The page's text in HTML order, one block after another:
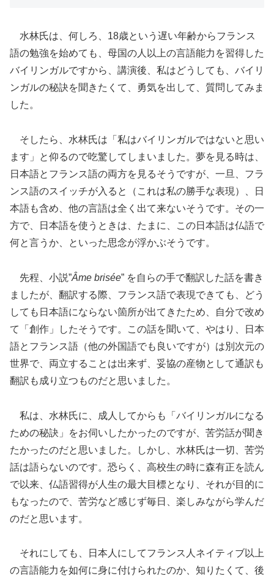
水林氏は、何しろ、18歳という遅い年齢からフランス
語の勉強を始めても、母国の人以上の言語能力を習得した
バイリンガルですから、講演後、私はどうしても、バイリ
ンガルの秘訣を聞きたくて、勇気を出して、質問してみま
した。
そしたら、水林氏は「私はバイリンガルではないと思い
ます」と仰るので吃驚してしまいました。夢を見る時は、
日本語とフランス語の両方を見るそうですが、一旦、フラ
ンス語のスイッチが入ると（これは私の勝手な表現）、日
本語も含め、他の言語は全く出て来ないそうです。その一
方で、日本語を使うときは、たまに、この日本語は仏語で
何と言うか、といった思念が浮かぶそうです。
先程、小説”Âme brisée” を自らの手で翻訳した話を書き
ましたが、翻訳する際、フランス語で表現できても、どう
しても日本語にならない箇所が出てきたため、自分で改め
て「創作」したそうです。この話を聞いて、やはり、日本
語とフランス語（他の外国語でも良いですが）は別次元の
世界で、両立することは出来ず、妥協の産物として通訳も
翻訳も成り立つものだと思いました。
私は、水林氏に、成人してからも「バイリンガルになる
ための秘訣」をお伺いしたかったのですが、苦労話が聞き
たかったのだと思いました。しかし、水林氏は一切、苦労
話は語らないのです。恐らく、高校生の時に森有正を読ん
で以来、仏語習得が人生の最大目標となり、それが目的に
もなったので、苦労など感じず毎日、楽しみながら学んだ
のだと思います。
それにしても、日本人にしてフランス人ネイティブ以上
の言語能力を如何に身に付けられたのか、知りたくて、後